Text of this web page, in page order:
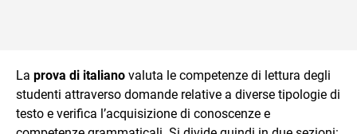
La prova di italiano valuta le competenze di lettura degli
studenti attraverso domande relative a diverse tipologie di
testo e verifica l’acquisizione di conoscenze e